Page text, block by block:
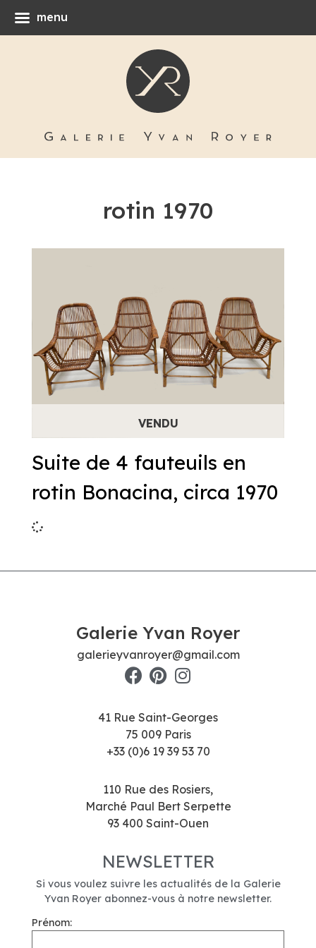
rotin 1970
Suite de 4 fauteuils en
rotin Bonacina, circa 1970
Galerie Yvan Royer
galerieyvanroyer@gmail.com
41 Rue Saint-Georges
75 009 Paris
+33 (0)6 19 39 53 70
110 Rue des Rosiers,
Marché Paul Bert Serpette
93 400 Saint-Ouen
NEWSLETTER
Si vous voulez suivre les actualités de la Galerie
Yvan Royer abonnez-vous à notre newsletter.
Prénom:
menu